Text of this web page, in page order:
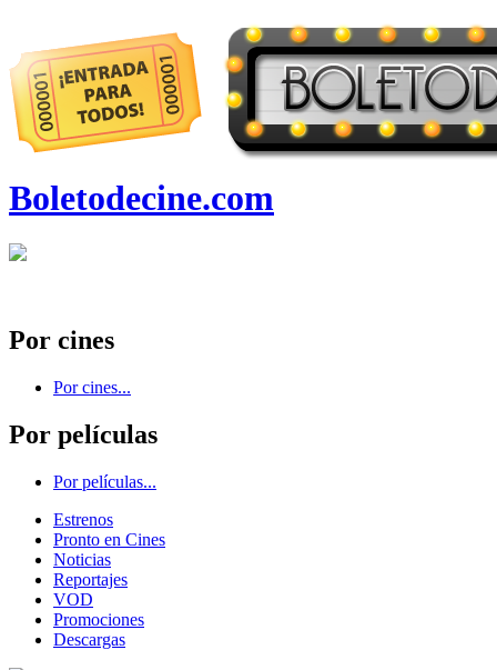
Boletodecine.com
Por cines
Por cines...
Por películas
Por películas...
Estrenos
Pronto en Cines
Noticias
Reportajes
VOD
Promociones
Descargas